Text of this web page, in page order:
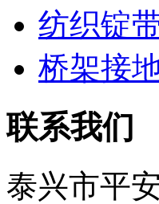
纺织锭
桥架接
联系我们
泰兴市平